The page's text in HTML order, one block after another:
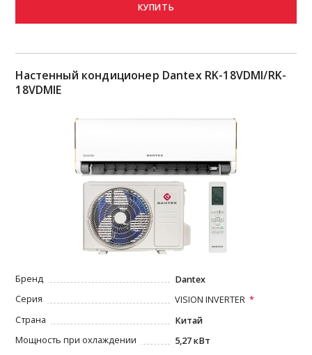
КУПИТЬ
Настенный кондиционер Dantex RK-18VDMI/RK-
18VDMIE
Бренд
Dantex
Серия
VISION INVERTER
Страна
Китай
Мощность при охлаждении
5,27 кВт